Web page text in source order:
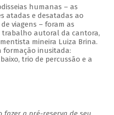
humanas – as
atadas e desatadas ao
viagens – foram as
trabalho autoral da cantora,
mineira Luiza Brina.
formação inusitada:
trio de percussão e a